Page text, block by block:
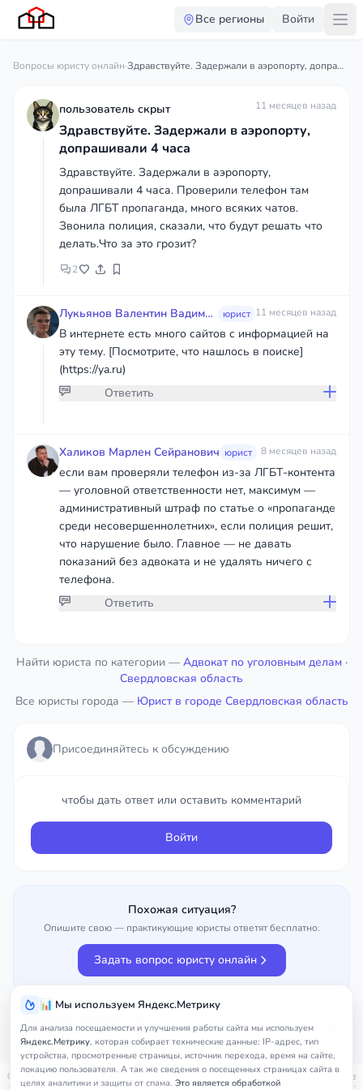
Все регионы Войти
📊 Мы используем Яндекс.Метрику
Для анализа посещаемости и улучшения работы сайта мы используем
Яндекс.Метрику, которая собирает технические данные: IP-адрес, тип
устройства, просмотренные страницы, источник перехода, время на сайте,
локацию пользователя. А так же сведения о посещенных страницах сайта в
целях аналитики и защиты от спама. Это является обработкой
Вопросы юристу онлайн· Здравствуйте. Задержали в аэропорту, допрашивали 4 часа
пользователь скрыт 11 месяцев назад
Здравствуйте. Задержали в аэропорту,
допрашивали 4 часа
Здравствуйте. Задержали в аэропорту,
допрашивали 4 часа. Проверили телефон там
была ЛГБТ пропаганда, много всяких чатов.
Звонила полиция, сказали, что будут решать что
делать.Что за это грозит?
2
Лукьянов Валентин Вадимович юрист 11 месяцев назад
В интернете есть много сайтов с информацией на
эту тему. [Посмотрите, что нашлось в поиске]
(https://ya.ru)
Ответить
чтобы дать ответ или оставить комментарий
Войти
Халиков Марлен Сейранович юрист 8 месяцев назад
если вам проверяли телефон из-за ЛГБТ-контента
— уголовной ответственности нет, максимум —
административный штраф по статье о «пропаганде
среди несовершеннолетних», если полиция решит,
что нарушение было. Главное — не давать
показаний без адвоката и не удалять ничего с
телефона.
Ответить
чтобы дать ответ или оставить комментарий
Найти юриста по категории — Адвокат по уголовным делам·
Свердловская область
Все юристы города — Юрист в городе Свердловская область
Присоединяйтесь к обсуждению
чтобы дать ответ или оставить комментарий
Войти
Похожая ситуация?
Опишите свою — практикующие юристы ответят бесплатно.
Задать вопрос юристу онлайн
Улучшить вопрос 75%
© 2026nedicom™. Права на товарный знак зарегистрированы в Роспатенте